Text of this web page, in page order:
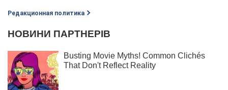
Редакционная политика